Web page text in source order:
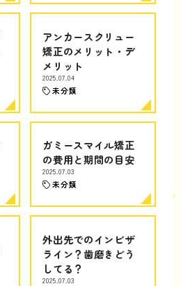
アンカースクリュー
矯正のメリット・デ
メリット
2025.07.04
未分類
ガミースマイル矯正
の費用と期間の目安
2025.07.03
未分類
外出先でのインビザ
ライン？歯磨きどう
してる？
2025.07.03